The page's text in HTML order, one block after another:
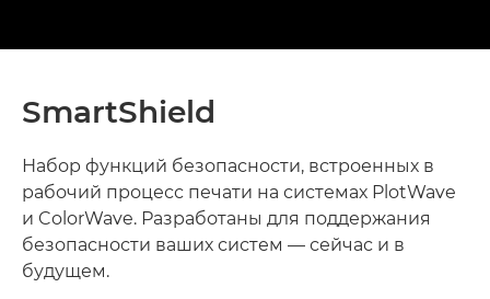
SmartShield
Набор функций безопасности, встроенных в
рабочий процесс печати на системах PlotWave
и ColorWave. Разработаны для поддержания
безопасности ваших систем — сейчас и в
будущем.